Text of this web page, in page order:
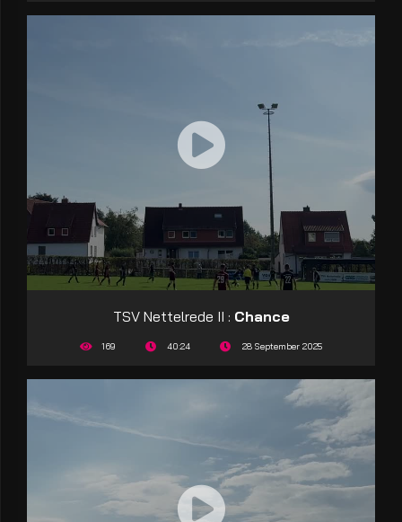
TSV Nettelrede II : Chance
169 40:24 28 September 2025